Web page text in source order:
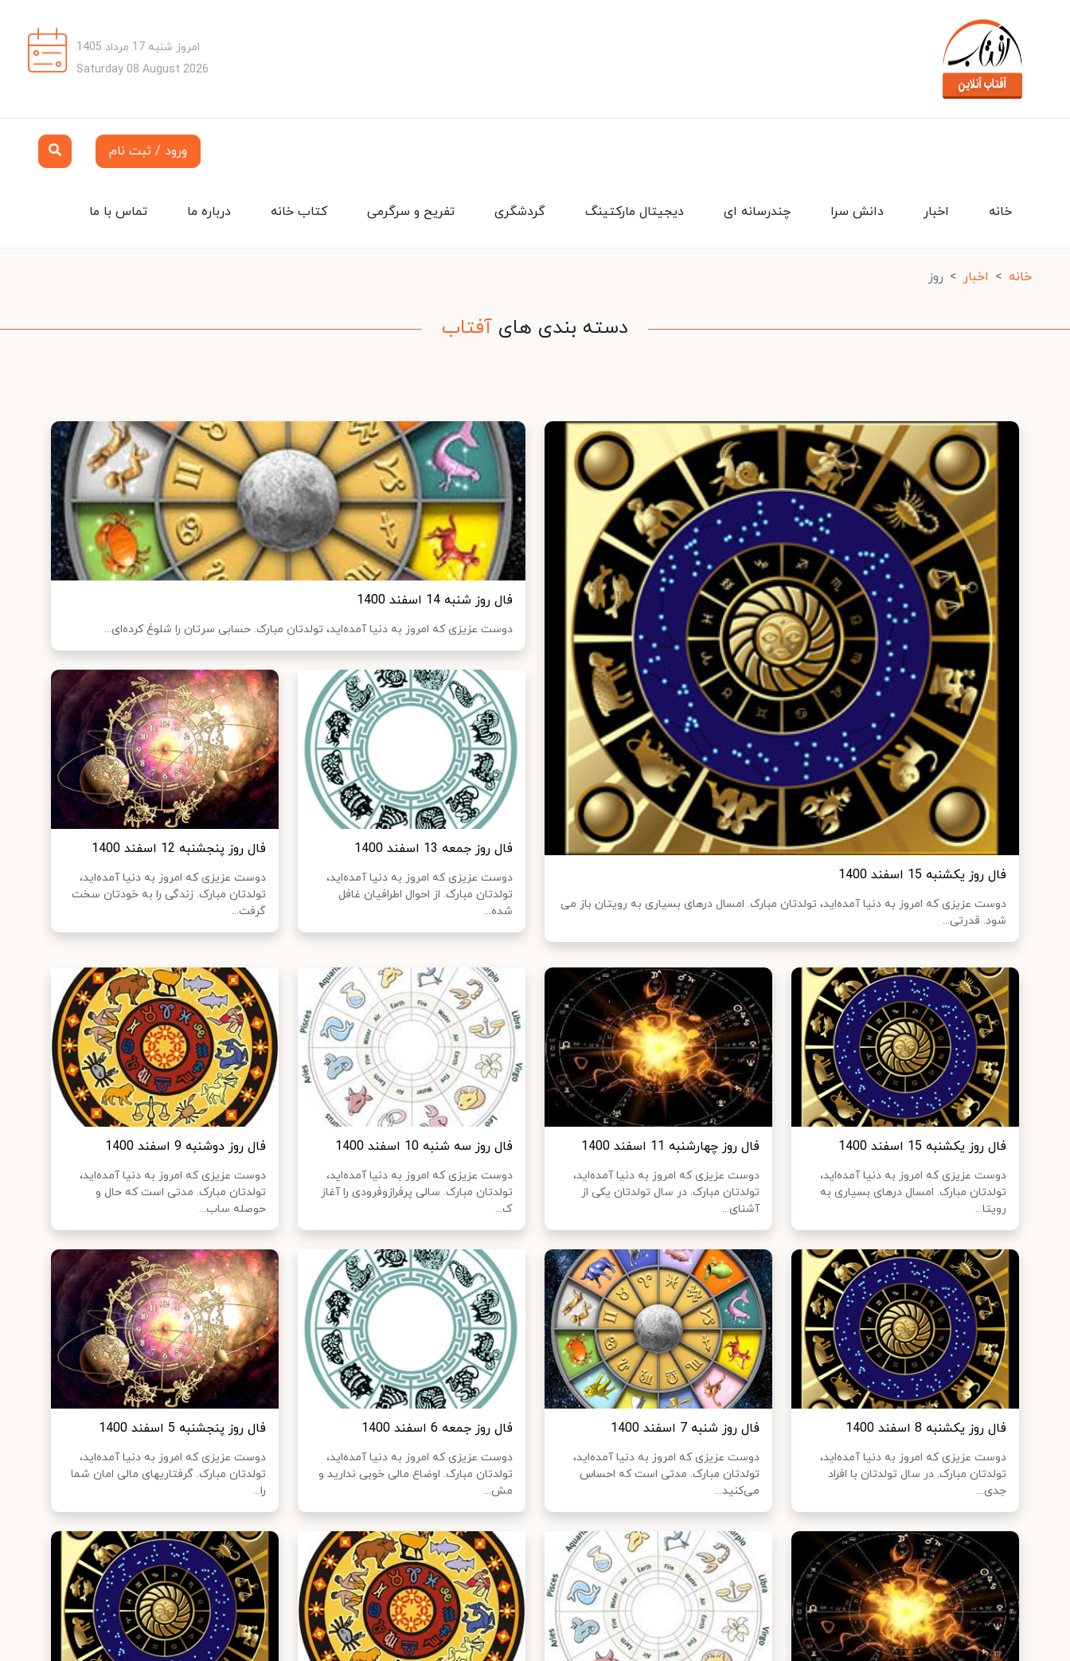
امروز شنبه 17 مرداد 1405
Saturday 08 August 2026
ورود / ثبت نام
تماس با ما درباره ما کتاب خانه تفریح و سرگرمی گردشگری دیجیتال مارکتینگ چندرسانه ای دانش سرا اخبار خانه
خانه اخبار روز
دسته بندی های آفتاب
فال روز یکشنبه 15 اسفند 1400
دوست عزیزی که امروز به دنیا آمده‌اید، تولدتان مبارک. امسال درهای بسیاری به رویتان باز می
شود. قدرتی...
فال روز شنبه 14 اسفند 1400
دوست عزیزی که امروز به دنیا آمده‌اید، تولدتان مبارک. حسابی سرتان را شلوغ کرده‌ای...
فال روز جمعه 13 اسفند 1400
دوست عزیزی که امروز به دنیا آمده‌اید،
تولدتان مبارک. از احوال اطرافیان غافل
شده‌...
فال روز پنجشنبه 12 اسفند 1400
دوست عزیزی که امروز به دنیا آمده‌اید،
تولدتان مبارک. زندگی را به خودتان سخت
گرفت...
فال روز یکشنبه 15 اسفند 1400
دوست عزیزی که امروز به دنیا آمده‌اید،
تولدتان مبارک. امسال درهای بسیاری به
رویتا...
فال روز چهارشنبه 11 اسفند 1400
دوست عزیزی که امروز به دنیا آمده‌اید،
تولدتان مبارک. در سال تولدتان یکی از
آشنای...
فال روز سه شنبه 10 اسفند 1400
دوست عزیزی که امروز به دنیا آمده‌اید،
تولدتان مبارک. سالی پرفرازوفرودی را آغاز
ک...
فال روز دوشنبه 9 اسفند 1400
دوست عزیزی که امروز به دنیا آمده‌اید،
تولدتان مبارک. مدتی است که حال و
حوصله ساب...
فال روز یکشنبه 8 اسفند 1400
دوست عزیزی که امروز به دنیا آمده‌اید،
تولدتان مبارک. در سال تولدتان با افراد
جدی...
فال روز شنبه 7 اسفند 1400
دوست عزیزی که امروز به دنیا آمده‌اید،
تولدتان مبارک. مدتی است که احساس
می‌‌کنید...
فال روز جمعه 6 اسفند 1400
دوست عزیزی که امروز به دنیا آمده‌اید،
تولدتان مبارک. اوضاع مالی خوبی ندارید و
مش...
فال روز پنجشنبه 5 اسفند 1400
دوست عزیزی که امروز به دنیا آمده‌اید،
تولدتان مبارک. گرفتاریهای مالی امان شما
را...